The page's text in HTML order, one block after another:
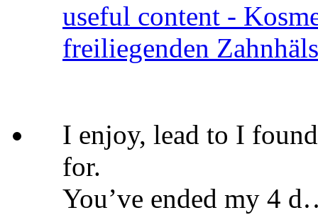
useful content -
freiliegenden
I enjoy, lead to I
for.
You’ve ended my 4